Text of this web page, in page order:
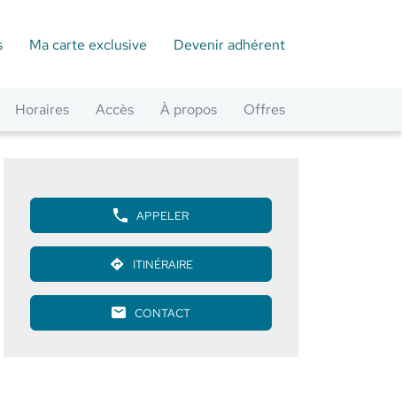
Ma carte exclusive Devenir adhérent
Horaires Accès À propos Offres
APPELER
AFFICHER
LE
DE
TÉLÉPHONE
DU
POINT
DE
ITINÉRAIRE
JUSQU'AU
POINT
VENTE
PHARMACIE
CONTACT
LE
POINT